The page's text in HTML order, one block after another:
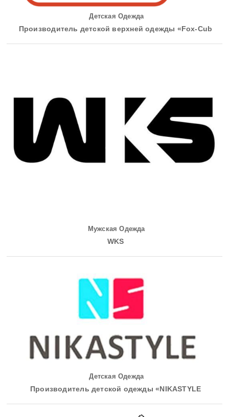
Детская Одежда
Производитель детской верхней одежды «Fox-Cub
Мужская Одежда
WKS
Детская Одежда
Производитель детской одежды «NIKASTYLE